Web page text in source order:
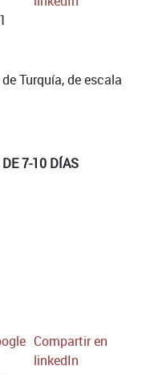
Turquía, de escala
7-10 DÍAS
Compartir en
linkedIn